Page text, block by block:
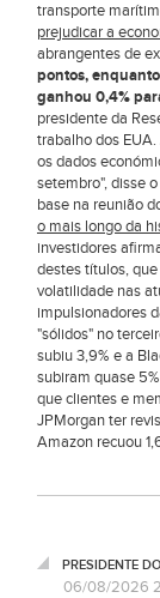
transporte
prejudicar a
abrangentes de
pontos,
ganhou 0,4%
presidente da
trabalho dos
os dados
setembro", disse
base na reunião
o mais longo da
investidores
destes títulos,
volatilidade nas
impulsionadores
"sólidos" no
subiu 3,9% e a
subiram quase
que clientes e
JPMorgan ter
Amazon recuou
PRESIDENTE
06/08/2026